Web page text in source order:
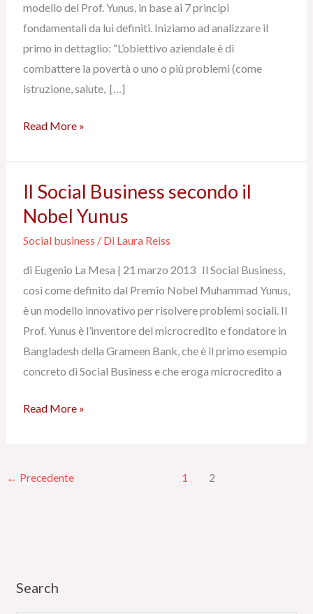
modello del Prof. Yunus, in base ai 7 principi
fondamentali da lui definiti. Iniziamo ad analizzare il
primo in dettaglio: “L’obiettivo aziendale è di
combattere la povertà o uno o più problemi (come
istruzione, salute, […]
di
Yunus
Read More »
Il Social Business secondo il
Nobel Yunus
Social business / Di Laura Reiss
di Eugenio La Mesa | 21 marzo 2013 Il Social Business,
così come definito dal Premio Nobel Muhammad Yunus,
è un modello innovativo per risolvere problemi sociali. Il
Prof. Yunus è l’inventore del microcredito e fondatore in
Bangladesh della Grameen Bank, che è il primo esempio
concreto di Social Business e che eroga microcredito a
Il
Social
il
Nobel
Yunus
Read More »
← Precedente 1 2
Search
C